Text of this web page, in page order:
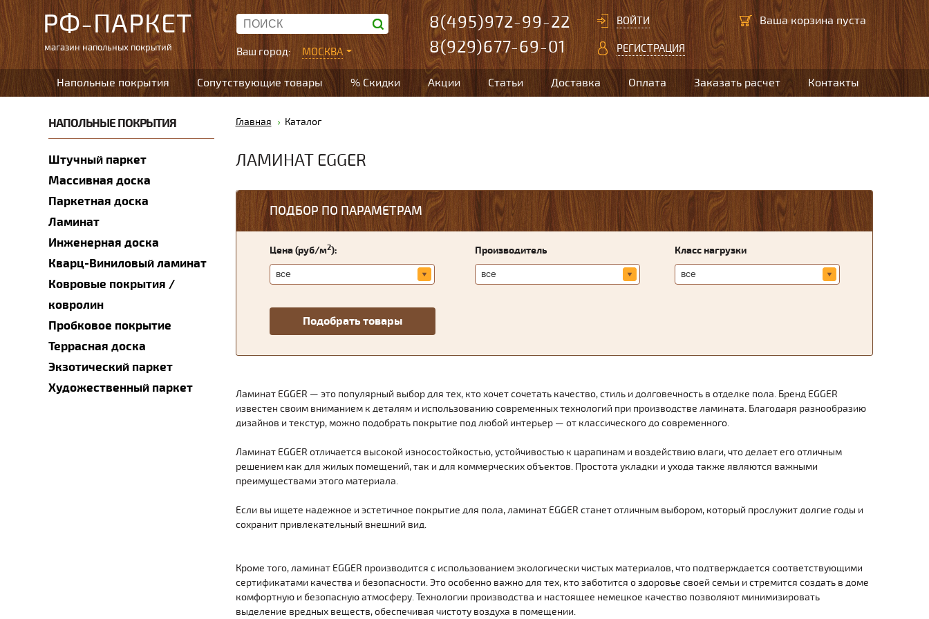
РФ-ПАРКЕТ
магазин напольных покрытий Ваш город: МОСКВА
8(495)972-99-22
8(929)677-69-01
ВОЙТИ
РЕГИСТРАЦИЯ
Ваша корзина пуста
Напольные покрытия Сопутствующие товары % Скидки Акции Статьи Доставка Оплата Заказать расчет Контакты
НАПОЛЬНЫЕ ПОКРЫТИЯ
Штучный паркет
Массивная доска
Паркетная доска
Ламинат
Инженерная доска
Кварц-Виниловый ламинат
Ковровые покрытия /
ковролин
Пробковое покрытие
Террасная доска
Экзотический паркет
Художественный паркет
Главная Каталог
ЛАМИНАТ EGGER
ПОДБОР ПО ПАРАМЕТРАМ
Цена (руб/м2): Производитель Класс нагрузки
Ламинат EGGER — это популярный выбор для тех, кто хочет сочетать качество, стиль и долговечность в отделке пола. Бренд EGGER
известен своим вниманием к деталям и использованию современных технологий при производстве ламината. Благодаря разнообразию
дизайнов и текстур, можно подобрать покрытие под любой интерьер — от классического до современного.
Ламинат EGGER отличается высокой износостойкостью, устойчивостью к царапинам и воздействию влаги, что делает его отличным
решением как для жилых помещений, так и для коммерческих объектов. Простота укладки и ухода также являются важными
преимуществами этого материала.
Если вы ищете надежное и эстетичное покрытие для пола, ламинат EGGER станет отличным выбором, который прослужит долгие годы и
сохранит привлекательный внешний вид.
Кроме того, ламинат EGGER производится с использованием экологически чистых материалов, что подтверждается соответствующими
сертификатами качества и безопасности. Это особенно важно для тех, кто заботится о здоровье своей семьи и стремится создать в доме
комфортную и безопасную атмосферу. Технологии производства и настоящее немецкое качество позволяют минимизировать
выделение вредных веществ, обеспечивая чистоту воздуха в помещении.